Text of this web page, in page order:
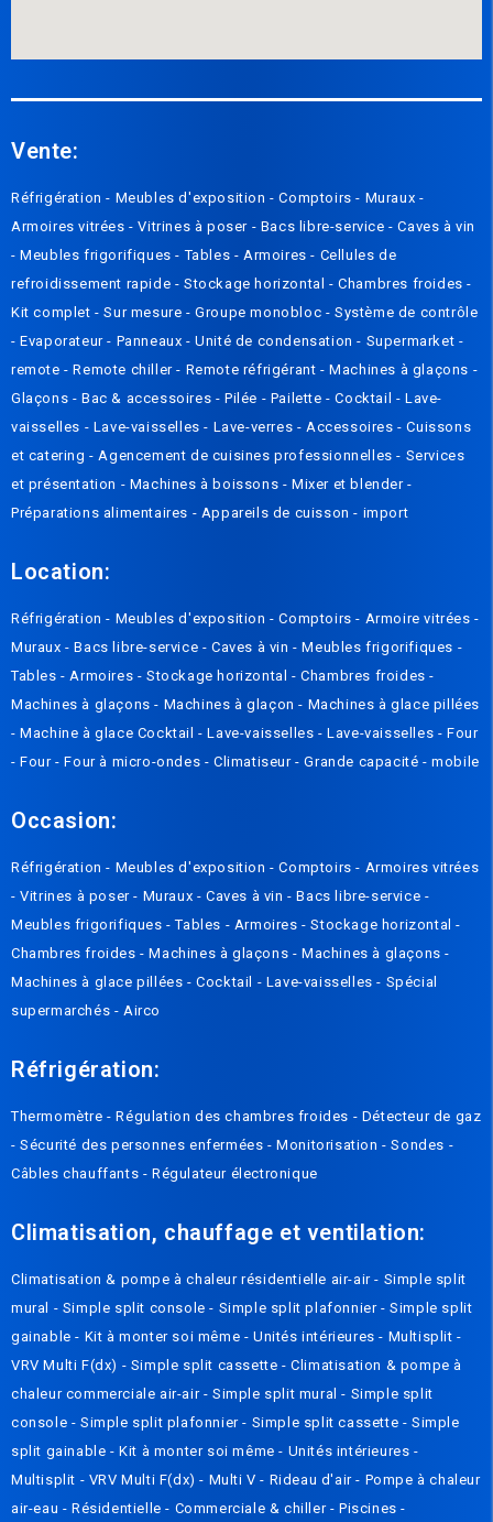
Vente:
Réfrigération - Meubles d'exposition -Comptoirs- Muraux -
Armoires vitrées-Vitrines à poser - Bacs libre-service-Caves à vin
-Meubles frigorifiques-Tables -Armoires- Cellules de
refroidissement rapide -Stockage horizontal-Chambres froides-
Kit complet-Sur mesure-Groupe monobloc -Système de contrôle
-Evaporateur- Panneaux-Unité de condensation- Supermarket -
remote-Remote chiller- Remote réfrigérant-Machines à glaçons -
Glaçons -Bac & accessoires -Pilée - Pailette-Cocktail -Lave-
vaisselles - Lave-vaisselles- Lave-verres -Accessoires-Cuissons
et catering-Agencement de cuisines professionnelles- Services
et présentation - Machines à boissons -Mixer et blender-
Préparations alimentaires - Appareils de cuisson- import
Location:
Réfrigération- Meubles d'exposition-Comptoirs- Armoire vitrées-
Muraux-Bacs libre-service -Caves à vin-Meubles frigorifiques -
Tables-Armoires -Stockage horizontal-Chambres froides-
Machines à glaçons- Machines à glaçon- Machines à glace pillées
-Machine à glace Cocktail-Lave-vaisselles-Lave-vaisselles -Four
-Four-Four à micro-ondes -Climatiseur-Grande capacité-mobile
Occasion:
Réfrigération- Meubles d'exposition-Comptoirs- Armoires vitrées
-Vitrines à poser- Muraux -Caves à vin-Bacs libre-service -
Meubles frigorifiques-Tables - Armoires-Stockage horizontal-
Chambres froides-Machines à glaçons -Machines à glaçons-
Machines à glace pillées-Cocktail - Lave-vaisselles- Spécial
supermarchés -Airco
Réfrigération:
Thermomètre-Régulation des chambres froides - Détecteur de gaz
-Sécurité des personnes enfermées-Monitorisation-Sondes -
Câbles chauffants -Régulateur électronique
Climatisation, chauffage et ventilation:
Climatisation & pompe à chaleur résidentielle air-air- Simple split
mural - Simple split console- Simple split plafonnier-Simple split
gainable- Kit à monter soi même -Unités intérieures- Multisplit-
VRV Multi F(dx) - Simple split cassette-Climatisation & pompe à
chaleur commerciale air-air -Simple split mural- Simple split
console -Simple split plafonnier- Simple split cassette -Simple
split gainable -Kit à monter soi même- Unités intérieures-
Multisplit - VRV Multi F(dx)- Multi V- Rideau d'air- Pompe à chaleur
air-eau -Résidentielle- Commerciale & chiller -Piscines-